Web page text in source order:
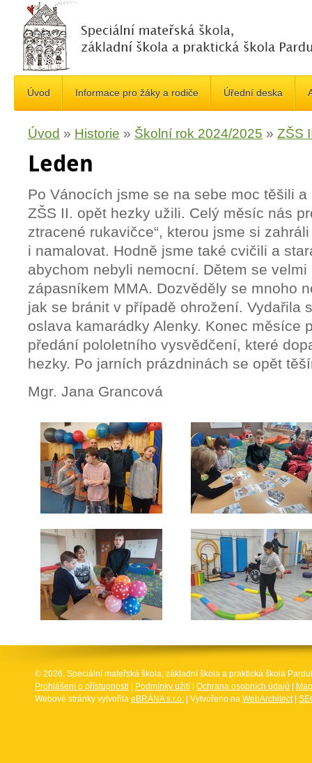
Úvod Informace pro žáky a rodiče Úřední deska
Úvod » Historie » Školní rok 2024/2025 » ZŠS
Leden
Po Vánocích jsme se na sebe moc těšili
ZŠS II. opět hezky užili. Celý měsíc nás
ztracené rukavičce“, kterou jsme si
i namalovat. Hodně jsme také cvičili a
abychom nebyli nemocní. Dětem se
zápasníkem MMA. Dozvěděly se mnoho
jak se bránit v případě ohrožení. Vydařila
oslava kamarádky Alenky. Konec měsíce
předání pololetního vysvědčení, které
hezky. Po jarních prázdninách se opět
Mgr. Jana Grancová
© 2026, Speciální mateřská škola, základní škola a praktická škola
Prohlášení o přístupnosti
Podmínky užití Ochrana osobních údajů
Webové stránky vytvořila eBRÁNA s.r.o. | Vytvořeno na WebArchitect|